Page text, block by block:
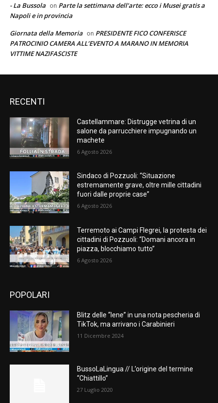
- La Bussola on Parte la settimana dell’arte: ecco i Musei gratis a
Napoli e in provincia
Giornata della Memoria on PRESIDENTE FICO CONFERISCE
PATROCINIO CAMERA ALL’EVENTO A MARANO IN MEMORIA
VITTIME NAZIFASCISTE
RECENTI
Castellammare: Distrugge vetrina di un
salone da parrucchiere impugnando un
machete
6 Agosto 2026
Sindaco di Pozzuoli: “Situazione
estremamente grave, oltre mille cittadini
fuori dalle proprie case”
6 Agosto 2026
Terremoto ai Campi Flegrei, la protesta dei
cittadini di Pozzuoli: “Domani ancora in
piazza, blocchiamo tutto”
6 Agosto 2026
POPOLARI
Blitz delle “Iene” in una nota pescheria di
TikTok, ma arrivano i Carabinieri
11 Dicembre 2024
BussoLaLingua // L’origine del termine
“Chiattillo”
27 Luglio 2020